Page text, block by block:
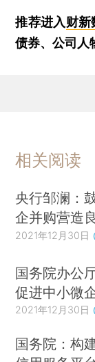
推荐进入财新
债券、公司人
相关阅读
央行邹澜：
企并购营造
2021年12月30日
国务院办公
促进中小微
2021年12月30日
国务院：构